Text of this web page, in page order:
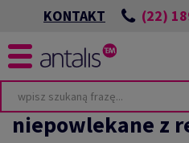
KONTAKT (22)
niepowlekane z